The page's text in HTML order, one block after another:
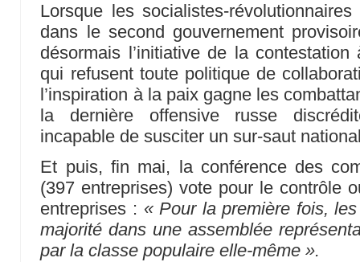
Lorsque les socialistes-
dans le second gouvernement
désormais l’initiative de la
qui refusent toute politique de
l’inspiration à la paix gagne les
la dernière offensive russe
incapable de susciter un sur-saut
Et puis, fin mai, la conférence des
(397 entreprises) vote pour le contrôle
entreprises : « Pour la première fois,
majorité dans une assemblée
par la classe populaire elle-même ».